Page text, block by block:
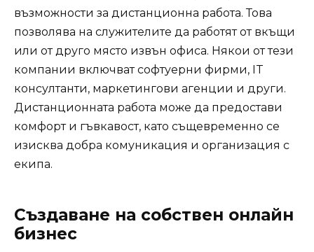
възможности за дистанционна работа. Това
позволява на служителите да работят от вкъщи
или от друго място извън офиса. Някои от тези
компании включват софтуерни фирми, IT
консултанти, маркетингови агенции и други.
Дистанционната работа може да предостави
комфорт и гъвкавост, като същевременно се
изисква добра комуникация и организация с
екипа.
Създаване на собствен онлайн
бизнес